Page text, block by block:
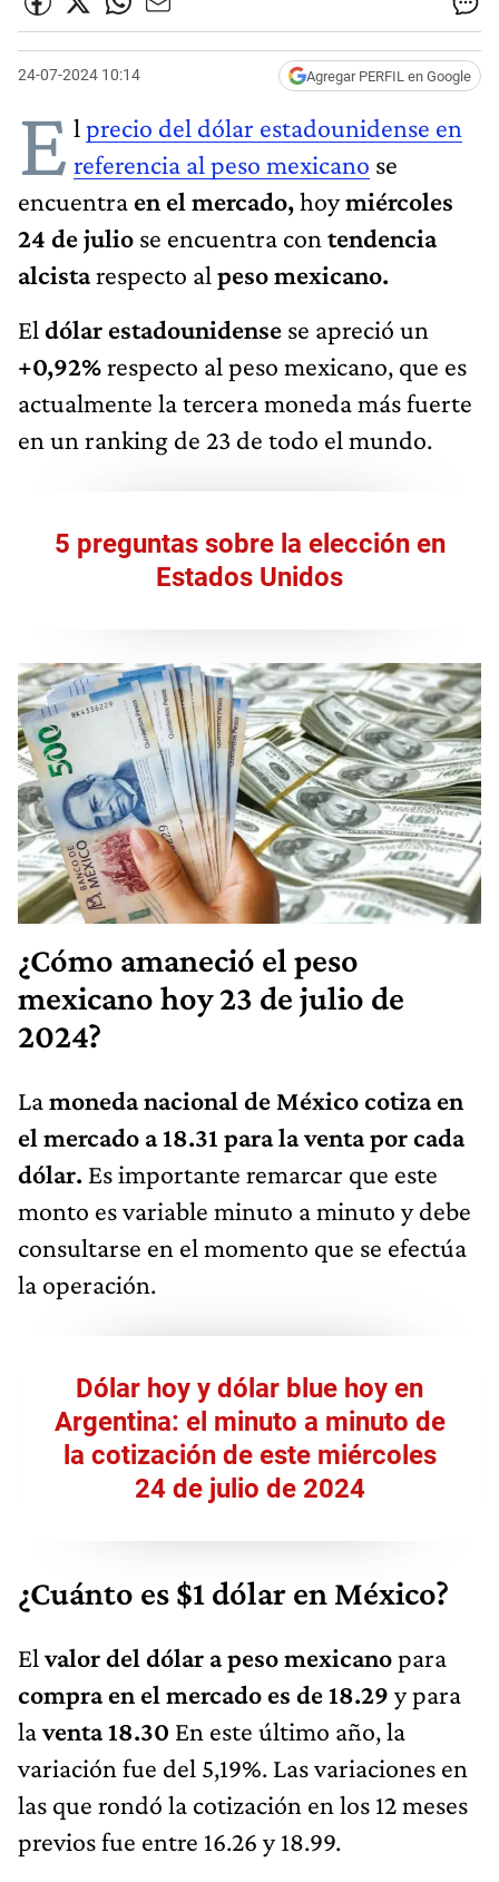
24-07-2024 10:14 Agregar PERFIL en Google
E l precio del dólar estadounidense en
referencia al peso mexicano se
encuentra en el mercado,hoymiércoles
24 de julio se encuentra con tendencia
alcistarespecto al peso mexicano.
El dólar estadounidense se apreció un
+0,92%respecto al peso mexicano, que es
actualmente la tercera moneda más fuerte
en un ranking de 23 de todo el mundo.
5 preguntas sobre la elección en
Estados Unidos
¿Cómo amaneció el peso
mexicano hoy 23 de julio de
2024?
Lamoneda nacional de México cotiza en
el mercado a 18.31 para la venta por cada
dólar. Es importante remarcar que este
monto es variable minuto a minuto y debe
consultarse en el momento que se efectúa
la operación.
Dólar hoy y dólar blue hoy en
Argentina: el minuto a minuto de
la cotización de este miércoles
24 de julio de 2024
¿Cuánto es $1 dólar en México?
Elvalor del dólar a peso mexicanopara
compra en el mercado es de 18.29 y para
laventa 18.30 En este último año, la
variación fue del 5,19%. Las variaciones en
las que rondó la cotización en los 12 meses
previos fue entre 16.26 y 18.99.